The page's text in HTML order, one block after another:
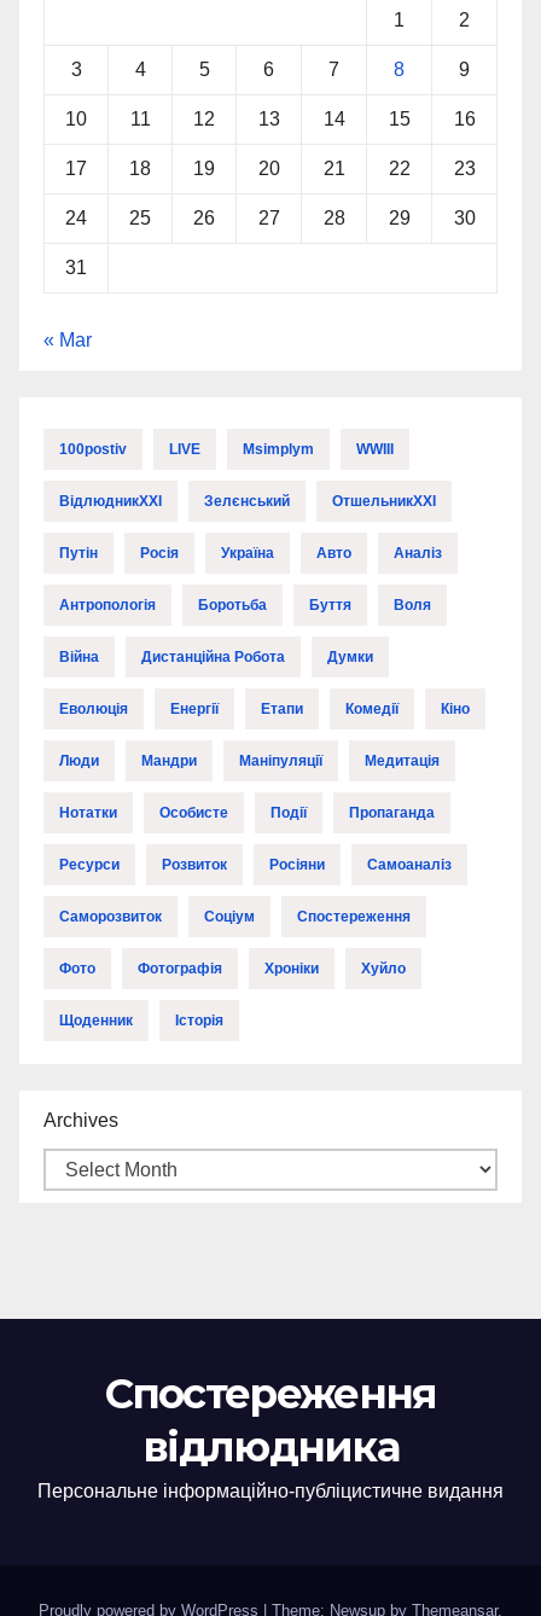
1 2
3 4 5 6 7 8 9
10 11 12 13 14 15 16
17 18 19 20 21 22 23
24 25 26 27 28 29 30
31
« Mar
100postiv LIVE Msimplym WWIII
ВідлюдникXXI Зелєнський ОтшельникXXI
Путін Росія Україна Авто Аналіз
Антропологія Боротьба Буття Воля
Війна Дистанційна Робота Думки
Еволюція Енергії Етапи Комедії Кіно
Люди Мандри Маніпуляції Медитація
Нотатки Особисте Події Пропаганда
Ресурси Розвиток Росіяни Самоаналіз
Саморозвиток Соціум Спостереження
Фото Фотографія Хроніки Хуйло
Щоденник Історія
Archives
Спостереження
відлюдника
Персональне інформаційно-публіцистичне видання
Proudly powered by WordPress Theme: Newsup by Themeansar.